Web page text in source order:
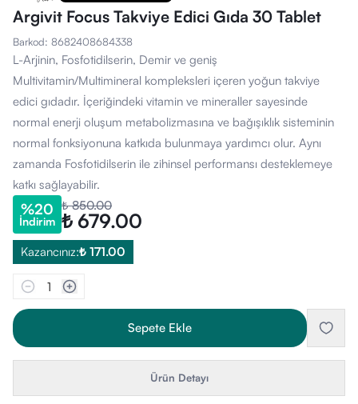
Argivit Focus Takviye Edici Gıda 30 Tablet
Barkod: 8682408684338
L-Arjinin, Fosfotidilserin, Demir ve geniş
Multivitamin/Multimineral kompleksleri içeren yoğun takviye
edici gıdadır. İçeriğindeki vitamin ve mineraller sayesinde
normal enerji oluşum metabolizmasına ve bağışıklık sisteminin
normal fonksiyonuna katkıda bulunmaya yardımcı olur. Aynı
zamanda Fosfotidilserin ile zihinsel performansı desteklemeye
katkı sağlayabilir.
%20
İndirim
₺ 850.00
₺ 679.00
Kazancınız:₺ 171.00
1
Sepete Ekle
Ürün Detayı